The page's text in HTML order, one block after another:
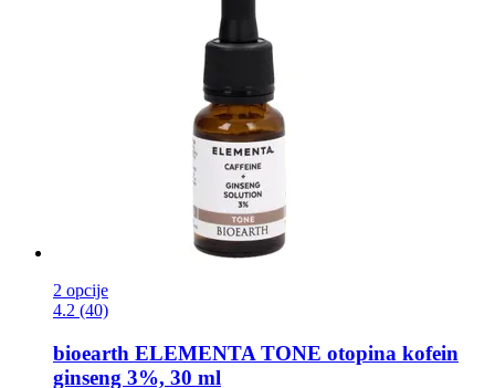
2 opcije
4.2 (40)
bioearth ELEMENTA TONE otopina kofein
ginseng 3%, 30 ml